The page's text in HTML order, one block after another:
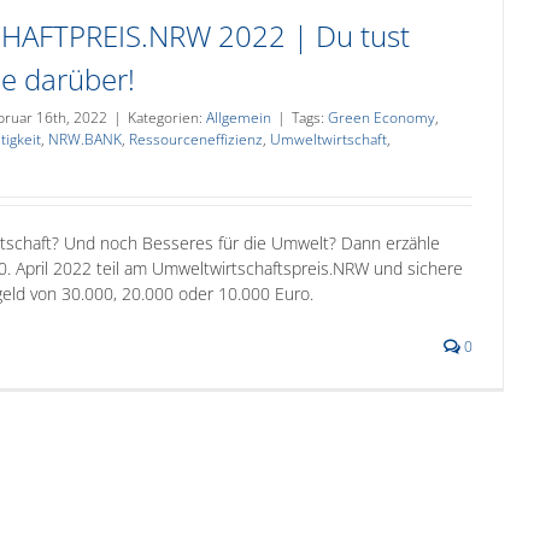
2022 | Du tust
darüber!
16th, 2022 | Kategorien: Allgemein | Tags: Green Economy,
, NRW.BANK, Ressourceneffizienz, Umweltwirtschaft,
Und noch Besseres für die Umwelt? Dann erzähle
April 2022 teil am Umweltwirtschaftspreis.NRW und sichere
von 30.000, 20.000 oder 10.000 Euro.
0